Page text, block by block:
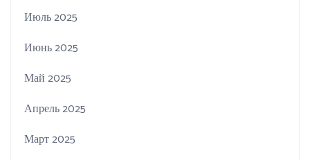
Июль 2025
Июнь 2025
Май 2025
Апрель 2025
Март 2025